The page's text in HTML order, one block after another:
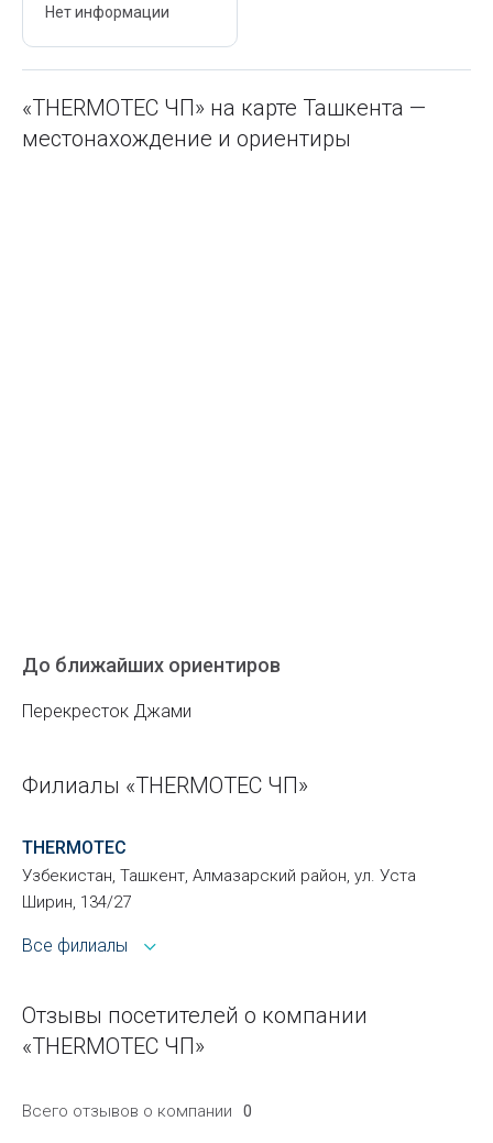
Нет информации
«THERMOTEC ЧП» на карте Ташкента —
местонахождение и ориентиры
До ближайших ориентиров
Перекресток Джами
Филиалы «THERMOTEC ЧП»
THERMOTEC
Узбекистан, Ташкент, Алмазарский район, ул. Уста
Ширин, 134/27
Все филиалы
Отзывы посетителей о компании
«THERMOTEC ЧП»
Всего отзывов о компании 0